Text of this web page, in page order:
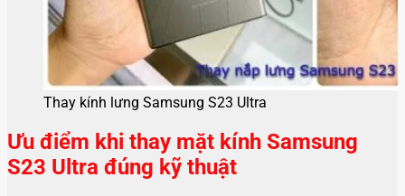
Thay kính lưng Samsung S23 Ultra
Ưu điểm khi thay mặt kính Samsung
S23 Ultra đúng kỹ thuật